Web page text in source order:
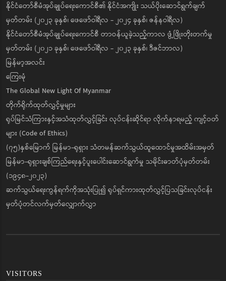
နိုင်ငံတော်စီမံအုပ်ချုပ်ရေးကောင်စီ၏ နိုင်ငံအကျိုး သယ်ပိုးဆောင်ရွက်ချက်
မှတ်တမ်း (၂၀၂၃ ခုနှစ်၊ ဖေဖော်ဝါရီလ - ၂၀၂၄ ခုနှစ်၊ ဇန်နဝါရီလ)
နိုင်ငံတော်စီမံအုပ်ချုပ်ရေးကောင်စီ တာဝန်ယူခဲ့သည့်ကာလ ဖွံ့ဖြိုးတိုးတက်မှု
မှတ်တမ်း (၂၀၂၁ ခုနှစ်၊ ဖေဖော်ဝါရီလ - ၂၀၂၃ ခုနှစ်၊ ဒီဇင်ဘာလ)
မြန်မာ့အလင်း
ကြေးမုံ
The Global New Light Of Myanmar
တိုက်ရိုက်ထုတ်လွှင့်မှုများ
ရုပ်မြင်သံကြားနှင့်အသံထုတ်လွှင့်ခြင်း လုပ်ငန်းဆိုင်ရာ လိုက်နာရမည့် ကျင့်ဝတ်
များ (Code of Ethics)
(၇၅)နှစ်မြောက် မြန်မာ-ရုရှား သံတမန်ဆက်သွယ်ထူထောင်မှုအထိမ်းအမှတ်
မြန်မာ-ရုရှားချစ်ကြည်ရေးနှင့်ပူးပေါင်းဆောင်ရွက်မှု သမိုင်းဓာတ်ပုံမှတ်တမ်း
(၁၉၄၈-၂၀၂၃)
ဆက်သွယ်ရေးကွန်ရက်ကိုအသုံးပြု၍ ရုပ်ရှင်ကားထုတ်လွှင့်ပြသခြင်းလုပ်ငန်း
မှတ်ပုံတင်လက်မှတ်လျှောက်လွှာ
VISITORS